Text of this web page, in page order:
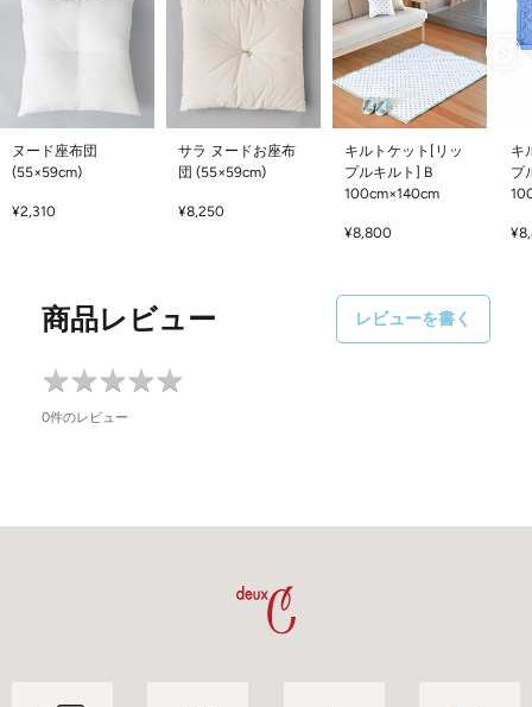
※リップル加工(表面の凹凸)は永久的なものではありませ
ん。ご使用やクリーニングにより凹凸が消失する場合がご
ざいます。
※お手入れ方法に関しては、商品についている品質表示タ
グ・下げ札をご確認ください。
ヌード座布団
(55×59cm)
セ
¥2,310
サラ ヌードお座布
団 (55×59cm)
セ
¥8,250
キルトケット[リッ
プルキルト] B
100cm×140cm
セ
¥8,800
キ
プ
セ
商品レビュー レビューを書く
★★★★★
★★★★★
0件のレビュー